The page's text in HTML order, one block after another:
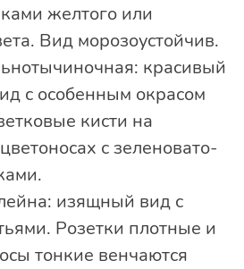
желтого или
Вид морозоустойчив.
красивый
с особенным окрасом
кисти на
с зеленовато-
изящный вид с
Розетки плотные и
тонкие венчаются